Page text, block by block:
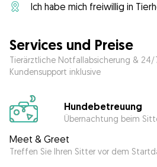
Ich habe mich freiwillig in
Services und Preise
Tierärztliche Notfallabsicherung &
Kundensupport inklusive
Hundebetreuung
Übernachtung beim
Meet & Greet
Treffen Sie Ihren Sitter vor dem